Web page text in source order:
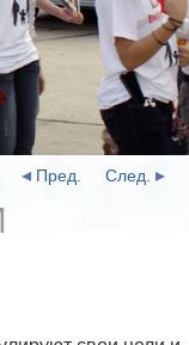
След.
Пред.